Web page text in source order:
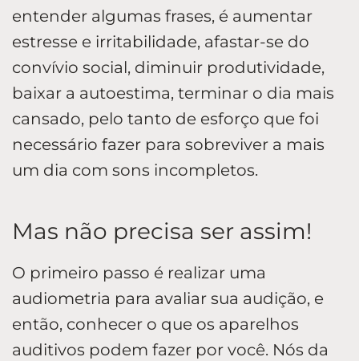
entender algumas frases, é aumentar
estresse e irritabilidade, afastar-se do
convívio social, diminuir produtividade,
baixar a autoestima, terminar o dia mais
cansado, pelo tanto de esforço que foi
necessário fazer para sobreviver a mais
um dia com sons incompletos.
Mas não precisa ser assim!
O primeiro passo é realizar uma
audiometria para avaliar sua audição, e
então, conhecer o que os aparelhos
auditivos podem fazer por você. Nós da